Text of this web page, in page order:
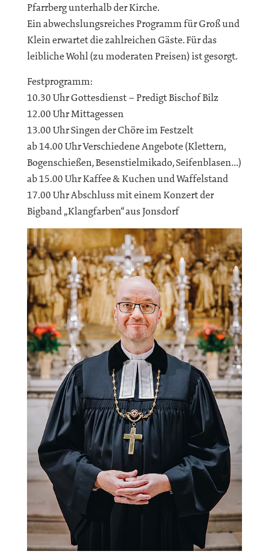
Pfarrberg unterhalb der Kirche.
Ein abwechslungsreiches Programm für Groß und
Klein erwartet die zahlreichen Gäste. Für das
leibliche Wohl (zu moderaten Preisen) ist gesorgt.
Festprogramm:
10.30 Uhr Gottesdienst – Predigt Bischof Bilz
12.00 Uhr Mittagessen
13.00 Uhr Singen der Chöre im Festzelt
ab 14.00 Uhr Verschiedene Angebote (Klettern,
Bogenschießen, Besenstielmikado, Seifenblasen…)
ab 15.00 Uhr Kaffee & Kuchen und Waffelstand
17.00 Uhr Abschluss mit einem Konzert der
Bigband „Klangfarben“ aus Jonsdorf